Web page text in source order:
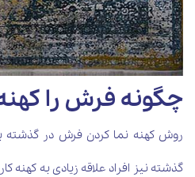
چگونه فرش را
روش کهنه نما کردن فرش در گذشته
گذشته نیز افراد علاقه زیادی به